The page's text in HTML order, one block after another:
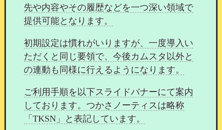
会員様はスタッフ詳細画面より口コミを入力でき
ます。
先や内容やその履歴などを一つ深い領域で
提供可能となります。
初期設定は慣れがいりますが、一度導入い
ただくと同じ要領で、今後カムスタ以外と
の連動も同様に行えるようになります。
ご利用手順を以下スライドバナーにて案内
しております。つかさノーティスは略称
「TKSN」と表記しています。